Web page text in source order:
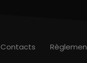
Contacts